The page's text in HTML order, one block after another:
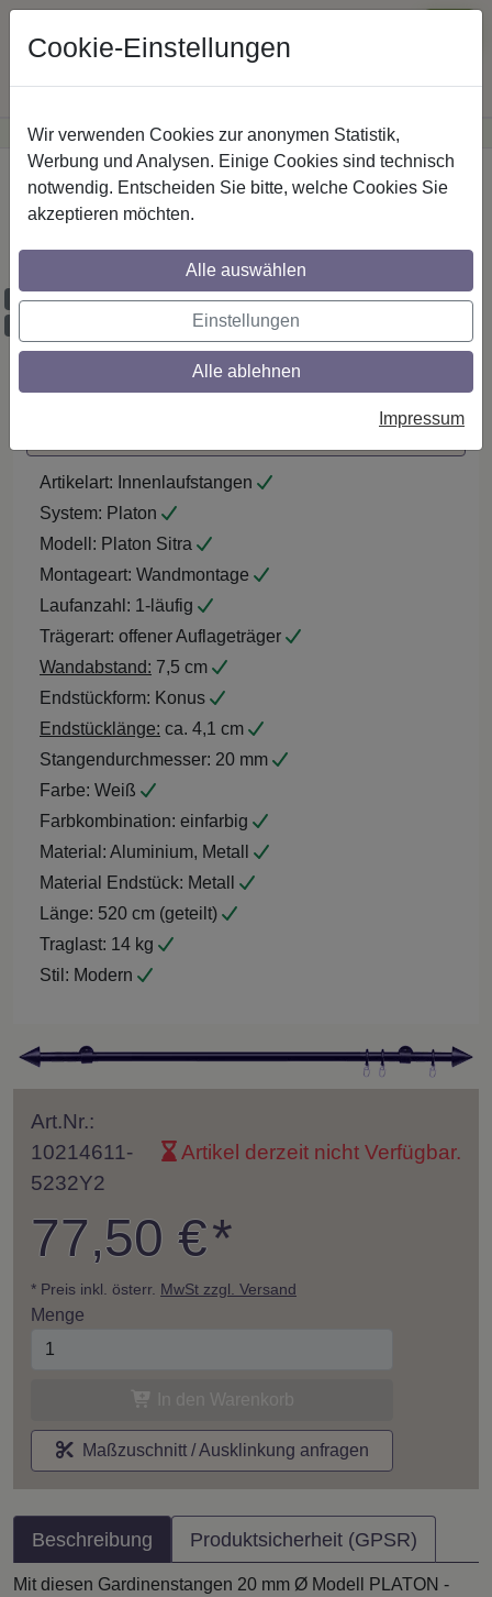
Günstige Versandkosteninnerhalb Österreichs· Sichere Zahlung
Startseite
IL-Stilg. 20 mm 1-lfg. Platon Sitra 520 cm
Weiß
Maßzuschnitt möglich
Artikelart: Innenlaufstangen
System: Platon
Modell: Platon Sitra
Montageart: Wandmontage
Laufanzahl: 1-läufig
Trägerart: offener Auflageträger
Wandabstand: 7,5 cm
Endstückform: Konus
Endstücklänge: ca. 4,1 cm
Stangendurchmesser: 20 mm
Farbe: Weiß
Farbkombination: einfarbig
Material: Aluminium, Metall
Material Endstück: Metall
Länge: 520 cm (geteilt)
Traglast: 14 kg
Stil: Modern
Art.Nr.:
10214611-
5232Y2
Artikel derzeit nicht Verfügbar.
77,50 €*
* Preis inkl. österr. MwSt zzgl. Versand
Menge
Maßzuschnitt / Ausklinkung anfragen
Beschreibung Produktsicherheit (GPSR)
Mit diesen Gardinenstangen 20 mm Ø Modell PLATON -
Cookie-Einstellungen
Wir verwenden Cookies zur anonymen Statistik,
Werbung und Analysen. Einige Cookies sind technisch
notwendig. Entscheiden Sie bitte, welche Cookies Sie
akzeptieren möchten.
Alle auswählen
Einstellungen
Alle ablehnen
Impressum